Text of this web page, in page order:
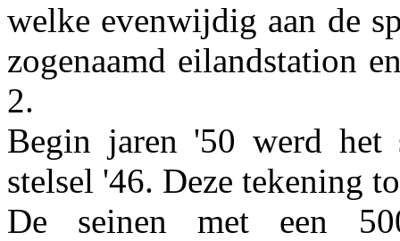
welke evenwijdig aan de
zogenaamd eilandstation
2.
Begin jaren '50 werd het
stelsel '46. Deze tekening
De seinen met een